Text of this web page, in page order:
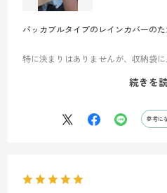
パッカブルタイプのレインカバーの
特に決まりはありませんが、収納袋
臭いの発生を防げます。
長く快適に使うためにも、ひと手間
続きを
参考に